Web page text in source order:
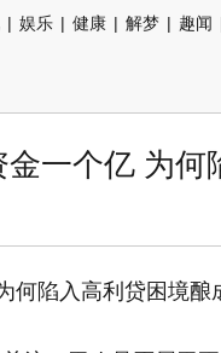
| 娱乐 | 健康 | 解梦 | 趣闻
金一个亿 为何
何陷入高利贷困境酿